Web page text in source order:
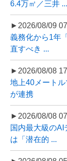
6.4万㎡／三井 ...
►2026/08/09
義務化から1年
直すべき ...
►2026/08/08
地上40メート
が連携
►2026/08/08
国内最大級の
は「潜在的 ...